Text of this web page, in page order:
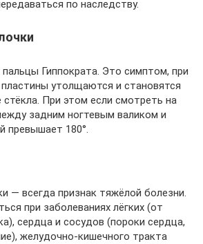
по наследству.
Гиппократа. Это симптом, при
утолщаются и становятся
При этом если смотреть на
задним ногтевым валиком и
превышает 180°.
— всегда признак тяжёлой болезни.
при заболеваниях лёгких (от
сердца и сосудов (пороки сердца,
желудочно-кишечного тракта